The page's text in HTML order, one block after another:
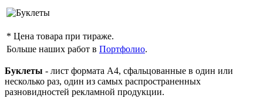
* Цена товара при тираже.
Больше наших работ в Портфолио.
Буклеты - лист формата А4, сфальцованные в один или
несколько раз, один из самых распространенных
разновидностей рекламной продукции.